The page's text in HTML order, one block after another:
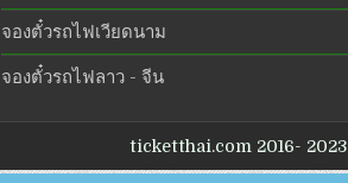
จองตั๋วรถไฟเวียดนาม
จองตั๋วรถไฟลาว - จีน
ticketthai.com 2016- 2023